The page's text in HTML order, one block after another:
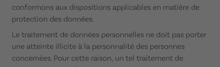
conformons aux dispositions applicables en matière de
protection des données.
Le traitement de données personnelles ne doit pas porter
une atteinte illicite à la personnalité des personnes
concernées. Pour cette raison, un tel traitement de